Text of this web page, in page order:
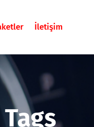
İletişim
Tags